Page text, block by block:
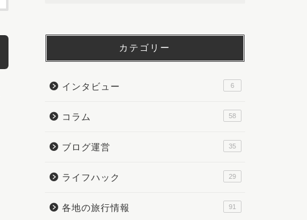
カテゴリー
インタビュー 6
コラム 58
ブログ運営 35
ライフハック 29
各地の旅行情報 91